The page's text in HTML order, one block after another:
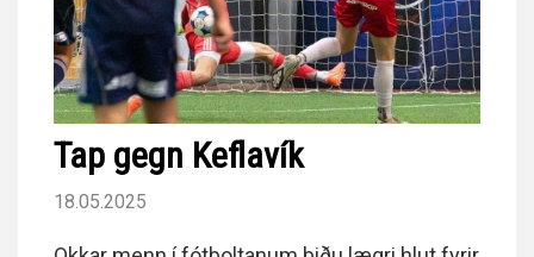
Tap gegn Keflavík
18.05.2025